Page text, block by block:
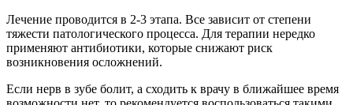
Лечение проводится в 2-3 этапа. Все зависит от степени
тяжести патологического процесса. Для терапии нередко
применяют антибиотики, которые снижают риск
возникновения осложнений.
Если нерв в зубе болит, а сходить к врачу в ближайшее время